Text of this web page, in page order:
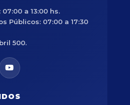
a 13:00 hs.
Públicos: 07:00 a 17:30
500.